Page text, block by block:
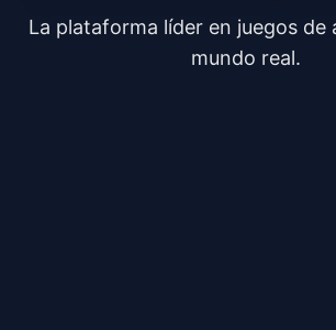
La plataforma líder en juegos de
mundo real.